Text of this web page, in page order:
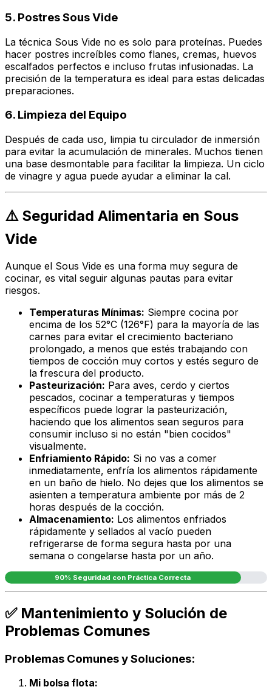
5. Postres Sous Vide
La técnica Sous Vide no es solo para proteínas. Puedes
hacer postres increíbles como flanes, cremas, huevos
escalfados perfectos e incluso frutas infusionadas. La
precisión de la temperatura es ideal para estas delicadas
preparaciones.
6. Limpieza del Equipo
Después de cada uso, limpia tu circulador de inmersión
para evitar la acumulación de minerales. Muchos tienen
una base desmontable para facilitar la limpieza. Un ciclo
de vinagre y agua puede ayudar a eliminar la cal.
⚠️ Seguridad Alimentaria en Sous
Vide
Aunque el Sous Vide es una forma muy segura de
cocinar, es vital seguir algunas pautas para evitar
riesgos.
Temperaturas Mínimas: Siempre cocina por
encima de los 52°C (126°F) para la mayoría de las
carnes para evitar el crecimiento bacteriano
prolongado, a menos que estés trabajando con
tiempos de cocción muy cortos y estés seguro de
la frescura del producto.
Pasteurización: Para aves, cerdo y ciertos
pescados, cocinar a temperaturas y tiempos
específicos puede lograr la pasteurización,
haciendo que los alimentos sean seguros para
consumir incluso si no están "bien cocidos"
visualmente.
Enfriamiento Rápido: Si no vas a comer
inmediatamente, enfría los alimentos rápidamente
en un baño de hielo. No dejes que los alimentos se
asienten a temperatura ambiente por más de 2
horas después de la cocción.
Almacenamiento: Los alimentos enfriados
rápidamente y sellados al vacío pueden
refrigerarse de forma segura hasta por una
semana o congelarse hasta por un año.
90% Seguridad con Práctica Correcta
✅ Mantenimiento y Solución de
Problemas Comunes
Problemas Comunes y Soluciones:
Mi bolsa flota: